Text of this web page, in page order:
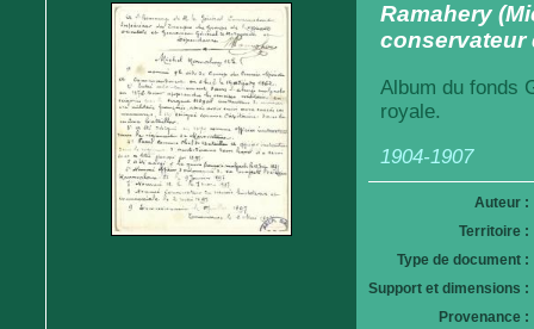
Ramahery
conservateur
Album du fonds
royale.
1904-1907
Auteur :
Territoire :
Type de document :
Support et dimensions :
Provenance :